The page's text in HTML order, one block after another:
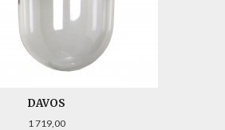
DAVOS
Pris
1 719,00